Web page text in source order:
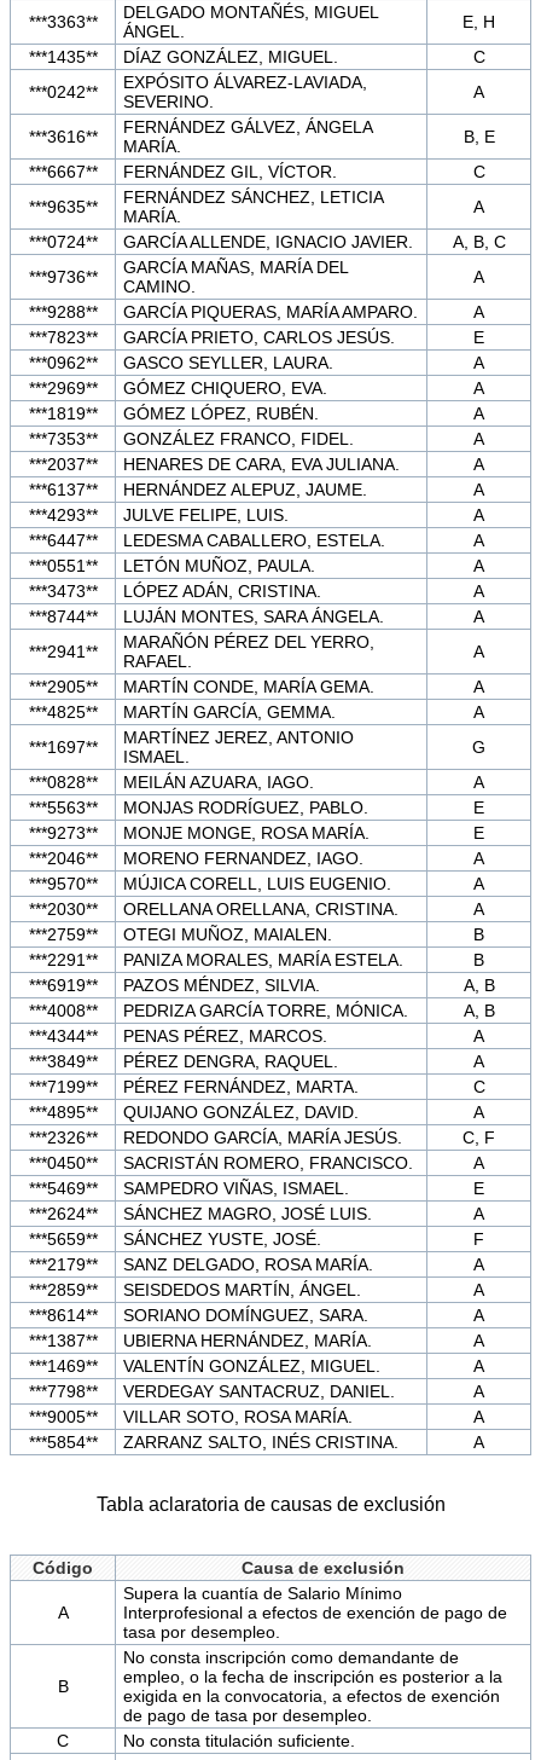
***3363**
DELGADO MONTAÑÉS, MIGUEL
ÁNGEL.
E, H
***1435**
DÍAZ GONZÁLEZ, MIGUEL.
C
***0242**
EXPÓSITO ÁLVAREZ-LAVIADA,
SEVERINO.
A
***3616**
FERNÁNDEZ GÁLVEZ, ÁNGELA
MARÍA.
B, E
***6667**
FERNÁNDEZ GIL, VÍCTOR.
C
***9635**
FERNÁNDEZ SÁNCHEZ, LETICIA
MARÍA.
A
***0724**
GARCÍA ALLENDE, IGNACIO JAVIER.
A, B, C
***9736**
GARCÍA MAÑAS, MARÍA DEL
CAMINO.
A
***9288**
GARCÍA PIQUERAS, MARÍA AMPARO.
A
***7823**
GARCÍA PRIETO, CARLOS JESÚS.
E
***0962**
GASCO SEYLLER, LAURA.
A
***2969**
GÓMEZ CHIQUERO, EVA.
A
***1819**
GÓMEZ LÓPEZ, RUBÉN.
A
***7353**
GONZÁLEZ FRANCO, FIDEL.
A
***2037**
HENARES DE CARA, EVA JULIANA.
A
***6137**
HERNÁNDEZ ALEPUZ, JAUME.
A
***4293**
JULVE FELIPE, LUIS.
A
***6447**
LEDESMA CABALLERO, ESTELA.
A
***0551**
LETÓN MUÑOZ, PAULA.
A
***3473**
LÓPEZ ADÁN, CRISTINA.
A
***8744**
LUJÁN MONTES, SARA ÁNGELA.
A
***2941**
MARAÑÓN PÉREZ DEL YERRO,
RAFAEL.
A
***2905**
MARTÍN CONDE, MARÍA GEMA.
A
***4825**
MARTÍN GARCÍA, GEMMA.
A
***1697**
MARTÍNEZ JEREZ, ANTONIO
ISMAEL.
G
***0828**
MEILÁN AZUARA, IAGO.
A
***5563**
MONJAS RODRÍGUEZ, PABLO.
E
***9273**
MONJE MONGE, ROSA MARÍA.
E
***2046**
MORENO FERNANDEZ, IAGO.
A
***9570**
MÚJICA CORELL, LUIS EUGENIO.
A
***2030**
ORELLANA ORELLANA, CRISTINA.
A
***2759**
OTEGI MUÑOZ, MAIALEN.
B
***2291**
PANIZA MORALES, MARÍA ESTELA.
B
***6919**
PAZOS MÉNDEZ, SILVIA.
A, B
***4008**
PEDRIZA GARCÍA TORRE, MÓNICA.
A, B
***4344**
PENAS PÉREZ, MARCOS.
A
***3849**
PÉREZ DENGRA, RAQUEL.
A
***7199**
PÉREZ FERNÁNDEZ, MARTA.
C
***4895**
QUIJANO GONZÁLEZ, DAVID.
A
***2326**
REDONDO GARCÍA, MARÍA JESÚS.
C, F
***0450**
SACRISTÁN ROMERO, FRANCISCO.
A
***5469**
SAMPEDRO VIÑAS, ISMAEL.
E
***2624**
SÁNCHEZ MAGRO, JOSÉ LUIS.
A
***5659**
SÁNCHEZ YUSTE, JOSÉ.
F
***2179**
SANZ DELGADO, ROSA MARÍA.
A
***2859**
SEISDEDOS MARTÍN, ÁNGEL.
A
***8614**
SORIANO DOMÍNGUEZ, SARA.
A
***1387**
UBIERNA HERNÁNDEZ, MARÍA.
A
***1469**
VALENTÍN GONZÁLEZ, MIGUEL.
A
***7798**
VERDEGAY SANTACRUZ, DANIEL.
A
***9005**
VILLAR SOTO, ROSA MARÍA.
A
***5854**
ZARRANZ SALTO, INÉS CRISTINA. A
Tabla aclaratoria de causas de exclusión
Código Causa de exclusión
A
Supera la cuantía de Salario Mínimo
Interprofesional a efectos de exención de pago de
tasa por desempleo.
B
No consta inscripción como demandante de
empleo, o la fecha de inscripción es posterior a la
exigida en la convocatoria, a efectos de exención
de pago de tasa por desempleo.
C
No consta titulación suficiente.